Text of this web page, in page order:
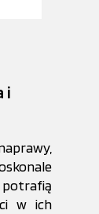
i
w ich